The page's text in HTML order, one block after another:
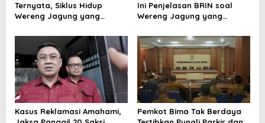
Ternyata, Siklus Hidup
Wereng Jagung yang
Bertahan Hingga 30 Hari
Ini Penjelasan BRIN soal
Wereng Jagung yang
Kasus Reklamasi Amahami,
Pemkot Bima Tak Berdaya